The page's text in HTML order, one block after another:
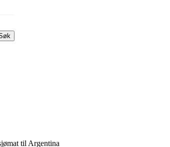
til Argentina